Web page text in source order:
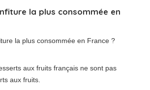
la plus consommée en
aux fruits français ne sont pas
aux fruits.